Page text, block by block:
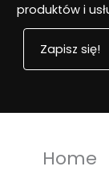
produktów i
Zapisz się!
Home